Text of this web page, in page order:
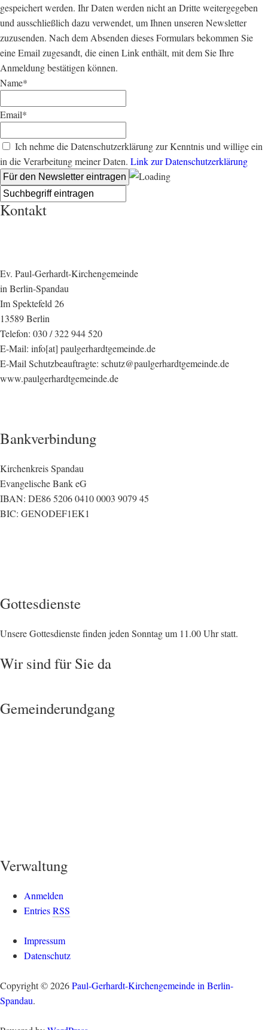
gespeichert werden. Ihr Daten werden nicht an Dritte weitergegeben
und ausschließlich dazu verwendet, um Ihnen unseren Newsletter
zuzusenden. Nach dem Absenden dieses Formulars bekommen Sie
eine Email zugesandt, die einen Link enthält, mit dem Sie Ihre
Anmeldung bestätigen können.
Name*
Email*
Ich nehme die Datenschutzerklärung zur Kenntnis und willige ein
in die Verarbeitung meiner Daten. Link zur Datenschutzerklärung
Kontakt
Ev. Paul-Gerhardt-Kirchengemeinde
in Berlin-Spandau
Im Spektefeld 26
13589 Berlin
Telefon: 030 / 322 944 520
E-Mail: info[at] paulgerhardtgemeinde.de
E-Mail Schutzbeauftragte: schutz@paulgerhardtgemeinde.de
www.paulgerhardtgemeinde.de
Bankverbindung
Kirchenkreis Spandau
Evangelische Bank eG
IBAN: DE86 5206 0410 0003 9079 45
BIC: GENODEF1EK1
Gottesdienste
Unsere Gottesdienste finden jeden Sonntag um 11.00 Uhr statt.
Wir sind für Sie da
Gemeinderundgang
Verwaltung
Anmelden
EntriesRSS
Impressum
Datenschutz
Copyright © 2026Paul-Gerhardt-Kirchengemeinde in Berlin-
Spandau.